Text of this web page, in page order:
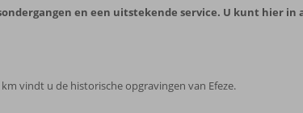
en een uitstekende service. U kunt hier in
vindt u de historische opgravingen van Efeze.